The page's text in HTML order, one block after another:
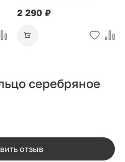
2 290 ₽
серебряное
отзыв